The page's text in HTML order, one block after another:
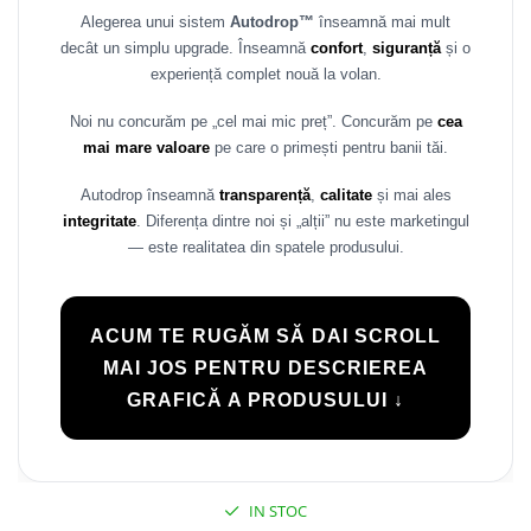
Rame adaptoare Daihatsu
Rame adaptoare Mazda
Rame adaptoare Kia
Rame adaptoare Alfa Romeo
Rame adaptoare Nissan
Rame adaptoare Fiat
Rame adaptoare Chevrolet
Rame adaptoare Mitsubishi
Alegerea unui sistem Autodrop™ înseamnă mai mult
decât un simplu upgrade. Înseamnă confort, siguranțăși o
experiență complet nouă la volan.
Noi nu concurăm pe „cel mai mic preț”. Concurăm pe cea
mai mare valoare pe care o primești pentru banii tăi.
Autodrop înseamnă transparență, calitateși mai ales
integritate. Diferența dintre noi și „alții” nu este marketingul
— este realitatea din spatele produsului.
ACUM TE RUGĂM SĂ DAI SCROLL
MAI JOS PENTRU DESCRIEREA
GRAFICĂ A PRODUSULUI ↓
IN STOC